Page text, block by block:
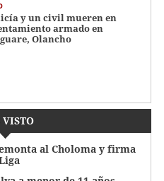
y un civil mueren en
armado en
Olancho
VISTO
al Choloma y firma